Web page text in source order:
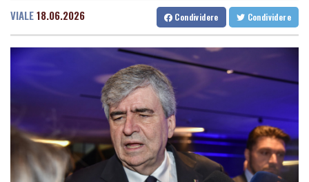
Al via a Caracas il dialogo tra governo e opposizione
Al via a Caracas il dialogo tra governo e opposizione
Usa, nuovi dazi sulle importazioni di polisilicio
Usa, nuovi dazi sulle importazioni di polisilicio
Yemen, sale a 58 morti il bilancio dell'attacco degli Houthi
Yemen, sale a 58 morti il bilancio dell'attacco degli Houthi
VIALE18.06.2026 Condividere Condividere